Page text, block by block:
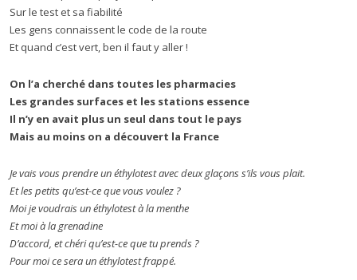
Sur le test et sa fiabilité
Les gens connaissent le code de la route
Et quand c’est vert, ben il faut y aller !
On l’a cherché dans toutes les pharmacies
Les grandes surfaces et les stations essence
Il n’y en avait plus un seul dans tout le pays
Mais au moins on a découvert la France
Je vais vous prendre un éthylotest avec deux glaçons s’ils vous plait.
Et les petits qu’est-ce que vous voulez ?
Moi je voudrais un éthylotest à la menthe
Et moi à la grenadine
D’accord, et chéri qu’est-ce que tu prends ?
Pour moi ce sera un éthylotest frappé.